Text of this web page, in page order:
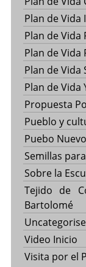
Plan de Vida
Plan de Vida
Plan de Vida
Plan de Vida
Plan de Vida
Propuesta
Pueblo y
Puebo
Semillas
Sobre la
Tejido de
Bartolomé
Video Inicio
Visita por el